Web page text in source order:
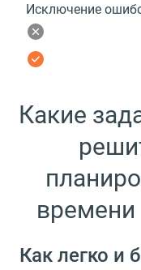
Исключение
Какие
времени
Как легко и